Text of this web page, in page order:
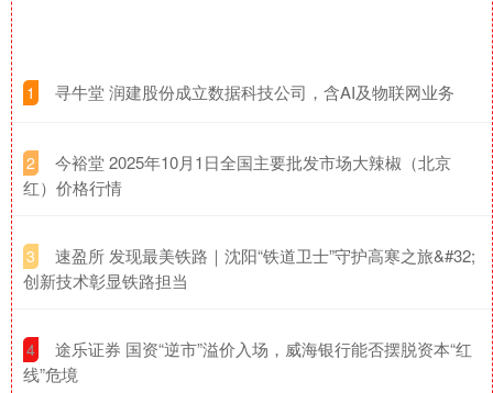
1 ​寻牛堂 润建股份成立数据科技公司，含AI及物联网业务
2
​今裕堂 2025年10月1日全国主要批发市场大辣椒（北京
红）价格行情
3
​速盈所 发现最美铁路｜沈阳“铁道卫士”守护高寒之旅&#32;
创新技术彰显铁路担当
4
​途乐证券 国资“逆市”溢价入场，威海银行能否摆脱资本“红
线”危境